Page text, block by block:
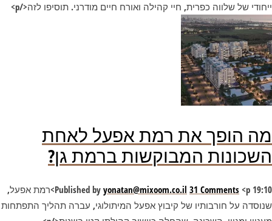
ייחודי של שלווה כפרית, חיי קהילה ואורח חיים מודרני. תוסיפו לזה</p>
מה הופך את רמת אפעל לאחת
השכונות המבוקשות ברמת גן?
19:10
Published by yonatan@mixoom.co.il 31 Comments
<p>רמת אפעל,
שנוסדה על חורבותיו של קיבוץ אפעל המיתולוגי, עברה תהליך התפתחות